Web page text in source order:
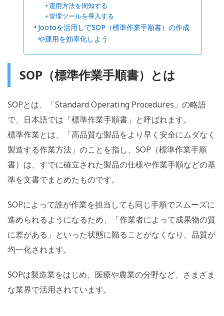
運用方法を周知する
管理ツールを導入する
Jootoを活用してSOP（標準作業手順書）の作成
や運用を効率化しよう
SOP（標準作業手順書）とは
SOPとは、「Standard Operating Procedures」の略語
で、日本語では「標準作業手順書」と呼ばれます。
標準作業とは、「高品質な製品をより早く安全にムダなく
製造する作業方法」のことを指し、SOP（標準作業手順
書）は、すでに確立された製品の仕様や作業手順などの基
準を文書でまとめたものです。
SOPによって誰が作業を担当しても同じ手順でスムーズに
進められるようになるため、「作業者によって成果物の質
に差がある」といった状態に陥ることがなくなり、品質が
均一化されます。
SOPは製造業をはじめ、医療や農業の分野など、さまざま
な業界で活用されています。